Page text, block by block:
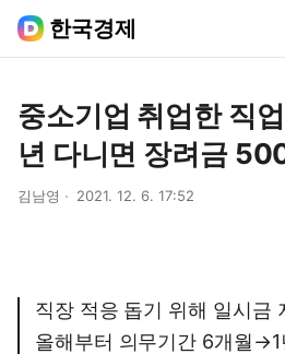
한국경제
중소기업 취업한 직
년 다니면 장려금
김남영 2021. 12. 6. 17:52
직장 적응 돕기 위해 일시금
올해부터 의무기간 6개월→1